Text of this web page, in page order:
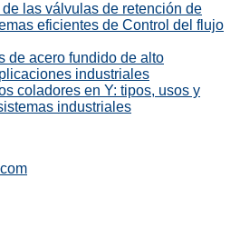
las válvulas de retención de
eficientes de Control del flujo
de acero fundido de alto
industriales
coladores en Y: tipos, usos y
industriales